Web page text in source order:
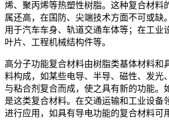
烯、聚丙烯等热塑性树脂。这种复合材料
属还高，在国防、尖端技术方面不可或缺
用于汽车车身、轨道交通车体等；在工业
叶片、工程机械结构件等。
高分子功能复合材料由树脂类基体材料和
料构成，如某些电导、半导、磁性、发光
与粘合剂复合而成，使之具有新的功能。
是这类复合材料。在交通运输和工业设备
进行应用，如具有导电功能的复合材料可